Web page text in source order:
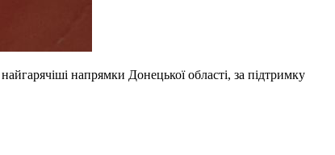
напрямки Донецької області, за підтримку